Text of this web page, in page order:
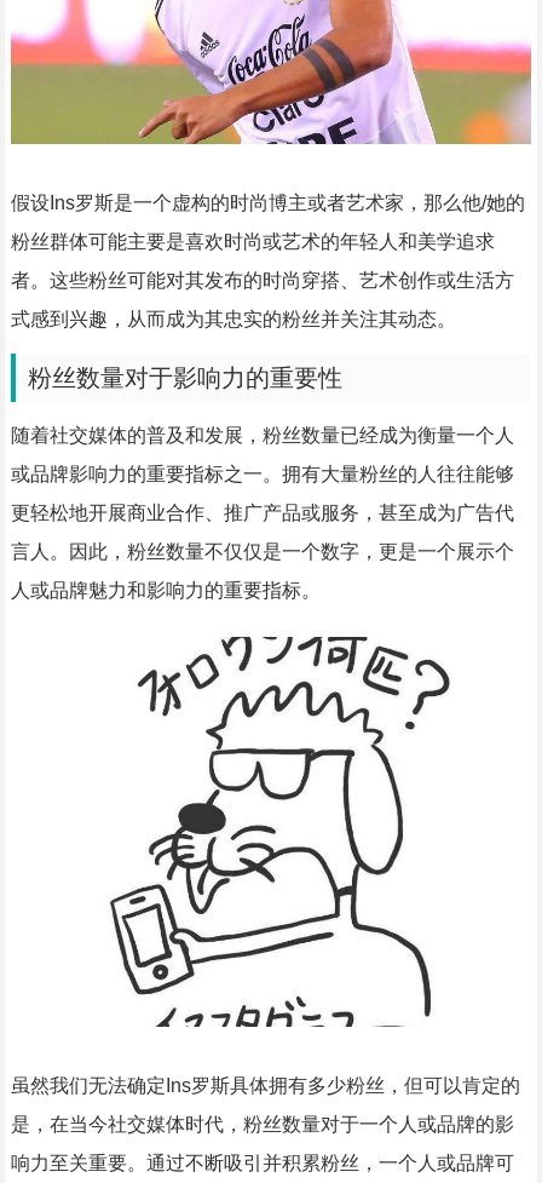
假设Ins罗斯是一个虚构的时尚博主或者艺术家，那么他/她的
粉丝群体可能主要是喜欢时尚或艺术的年轻人和美学追求
者。这些粉丝可能对其发布的时尚穿搭、艺术创作或生活方
式感到兴趣，从而成为其忠实的粉丝并关注其动态。
粉丝数量对于影响力的重要性
随着社交媒体的普及和发展，粉丝数量已经成为衡量一个人
或品牌影响力的重要指标之一。拥有大量粉丝的人往往能够
更轻松地开展商业合作、推广产品或服务，甚至成为广告代
言人。因此，粉丝数量不仅仅是一个数字，更是一个展示个
人或品牌魅力和影响力的重要指标。
虽然我们无法确定Ins罗斯具体拥有多少粉丝，但可以肯定的
是，在当今社交媒体时代，粉丝数量对于一个人或品牌的影
响力至关重要。通过不断吸引并积累粉丝，一个人或品牌可